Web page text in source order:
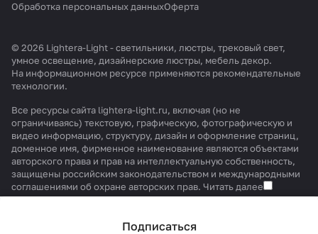
Подписаться
Обработка персональных данныхОферта
© 2026 Lightera-Light - светильники, люстры, трековый свет,
умное освещение, дизайнерские люстры, мебель декор.
На информационном ресурсе применяются рекомендательные
технологии.
Все ресурсы сайта lightera-light.ru, включая (но не
ограничиваясь) текстовую, графическую, фотографическую и
видео информацию, структуру, дизайн и оформление страниц,
доменное имя, фирменное наименование являются объектами
авторского права и прав на интеллектуальную собственность,
защищены российским законодательством и международными
соглашениями об охране авторских прав. Читать далее